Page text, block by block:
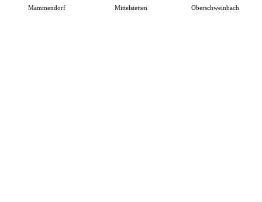
Mammendorf Mittelstetten Oberschweinbach